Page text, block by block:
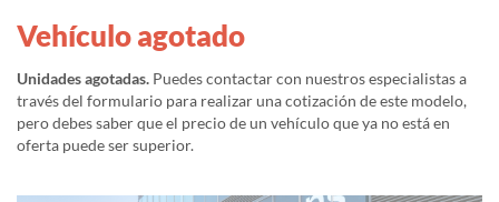
Vehículo agotado
Unidades agotadas. Puedes contactar con nuestros especialistas a
través del formulario para realizar una cotización de este modelo,
pero debes saber que el precio de un vehículo que ya no está en
oferta puede ser superior.